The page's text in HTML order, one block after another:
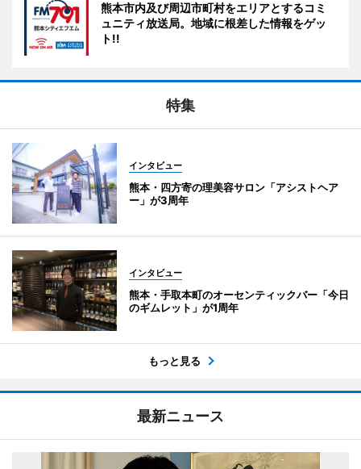
熊本市内及び周辺市町村をエリアとするコミ
ュニティ放送局。地域に根差した情報をゲッ
ト!!
特集
インタビュー
熊本・四方寄の理美容サロン「アシストヘア
ー」が3周年
インタビュー
熊本・手取本町のオーセンティックバー「今日
のギムレット」が1周年
もっと見る
最新ニュース